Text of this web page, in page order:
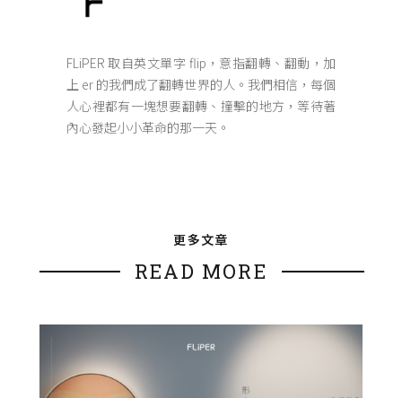
FLiPER 取自英文單字 flip，意指翻轉、翻動，加
上 er 的我們成了翻轉世界的人。我們相信，每個
人心裡都有一塊想要翻轉、撞擊的地方，等待著
內心發起小小革命的那一天。
更多文章
READ MORE